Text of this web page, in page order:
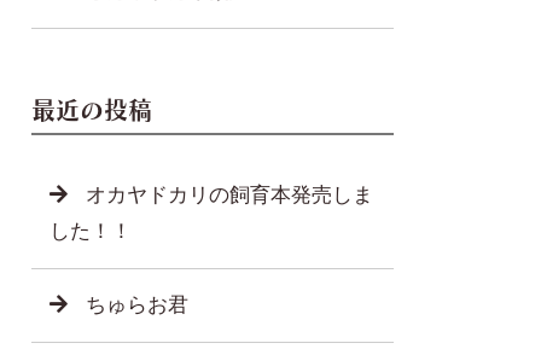
最近の投稿
オカヤドカリの飼育本発売しま
した！！
ちゅらお君